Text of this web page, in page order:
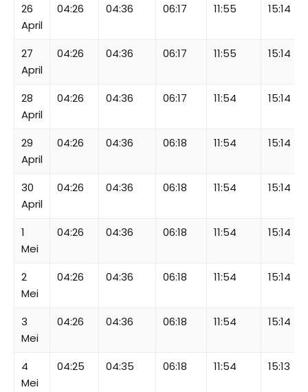
26
April
04:26 04:36 06:17 11:55 15:14
27
April
04:26 04:36 06:17 11:55 15:14
28
April
04:26 04:36 06:17 11:54 15:14
29
April
04:26 04:36 06:18 11:54 15:14
30
April
04:26 04:36 06:18 11:54 15:14
1
Mei
04:26 04:36 06:18 11:54 15:14
2
Mei
04:26 04:36 06:18 11:54 15:14
3
Mei
04:26 04:36 06:18 11:54 15:14
4
Mei
04:25 04:35 06:18 11:54 15:13